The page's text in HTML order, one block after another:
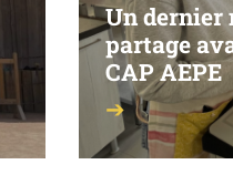
Un dernier
partage
CAP AEPE